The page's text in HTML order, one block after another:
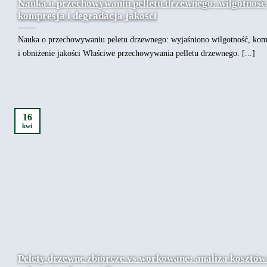
Nauka o przechowywaniu pelletu drzewnego:
kompresja i degradacja jakości
Nauka o przechowywaniu peletu drzewnego: wyjaśniono wilgotność,
i obniżenie jakości Właściwe przechowywania pelletu drzewnego. [...]
Pelety drzewne zbiorcze vs workowane: analiza
16
kwi